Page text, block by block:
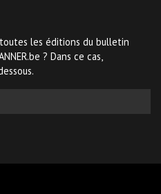
les éditions du bulletin
? Dans ce cas,